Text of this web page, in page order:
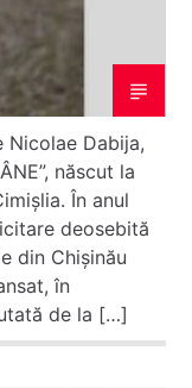
Nicolae Dabija,
născut la
În anul
deosebită
din Chișinău
în
de la […]